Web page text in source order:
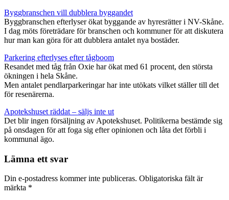
Byggbranschen vill dubblera byggandet
Byggbranschen efterlyser ökat byggande av hyresrätter i NV-Skåne.
I dag möts företrädare för branschen och kommuner för att diskutera
hur man kan göra för att dubblera antalet nya bostäder.
Parkering efterlyses efter tågboom
Resandet med tåg från Oxie har ökat med 61 procent, den största
ökningen i hela Skåne.
Men antalet pendlarparkeringar har inte utökats vilket ställer till det
för resenärerna.
Apotekshuset räddat – säljs inte ut
Det blir ingen försäljning av Apotekshuset. Politikerna bestämde sig
på onsdagen för att foga sig efter opinionen och låta det förbli i
kommunal ägo.
Lämna ett svar
Din e-postadress kommer inte publiceras. Obligatoriska fält är
märkta *